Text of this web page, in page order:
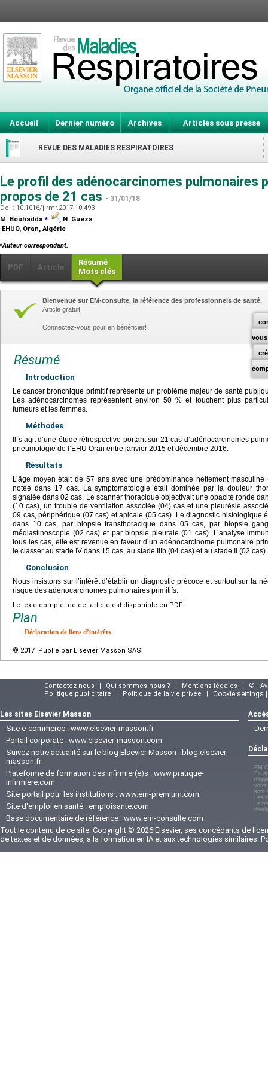
Accueil Dernier numéro Archives Articles sous presse
REVUE DES MALADIES RESPIRATOIRES
Le profil des adénocarcinomes pulmonaires
propos de 21 cas - 31/01/18
Doi : 10.1016/j.rmr.2017.10.493
M. Bouhadda ⁎
, N. Gueza
EHUO, Oran, Algérie
⁎Auteur correspondant.
PDF Article
Résumé
Mots clés
vous
Bienvenue sur EM-consulte, la référence des professionnels de santé.
Article gratuit.
Connectez-vous pour en bénéficier!
Résumé
Introduction
Le cancer bronchique primitif représente un problème majeur de santé
Les adénocarcinomes représentent environ 50 % et touchent plus
fumeurs et les femmes.
Méthodes
Il s’agit d’une étude rétrospective portant sur 21 cas d’adénocarcinomes
pneumologie de l’EHU Oran entre janvier 2015 et décembre 2016.
Résultats
L’âge moyen était de 57 ans avec une prédominance nettement masculine
notée dans 17 cas. La symptomatologie était dominée par la douleur
signalée dans 02 cas. Le scanner thoracique objectivait une opacité ronde
(10 cas), un trouble de ventilation associée (04) cas et une pleurésie
09 cas, périphérique (07 cas) et apicale (05 cas). Le diagnostic histologique
dans 10 cas, par biopsie transthoracique dans 05 cas, par biopsie
médiastinoscopie (02 cas) et par biopsie pleurale (01 cas). L’analyse
tous les cas, elle est revenue en faveur d’un adénocarcinome pulmonaire
le classer au stade IV dans 15 cas, au stade IIIb (04 cas) et au stade II (02 cas).
Conclusion
Nous insistons sur l’intérêt d’établir un diagnostic précoce et surtout sur la
risque des adénocarcinomes pulmonaires primitifs.
Le texte complet de cet article est disponible en PDF.
Plan
Déclaration de liens d’intérêts
© 2017 Publié par Elsevier Masson SAS.
Contactez-nous Qui sommes-nous ? Mentions légales
© -
Politique publicitaire
Politique de la vie privée Cookie settings
Les sites Elsevier Masson
Site e-commerce : www.elsevier-masson.fr
Portail corporate : www.elsevier-masson.com
Suivez notre actualité sur le blog Elsevier Masson : blog.elsevier-
masson.fr
Plateforme de formation des infirmier(e)s : www.pratique-
infirmiere.com
Site portail pour les institutions : www.em-premium.com
Site d'emploi en santé : emploisante.com
Base documentaire de référence : www.em-consulte.com
EM-
En
vous
sont
Les
Le
Tout le contenu de ce site: Copyright © 2026 Elsevier, ses concédants de
de textes et de données, a la formation en IA et aux technologies similaires.